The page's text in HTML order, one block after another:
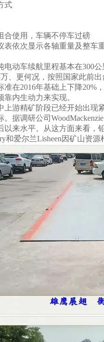
式
合使用，车辆不停车过磅
表依次显示各轴重量及整车
电动车续航里程基本在300
、更何况，按照国家此前
在2016年基础上下降20%
内生动力来实现。
上游精矿阶段已经开始出现
。据调研公司
以来水平。从这方面来看，
和爱尔兰Lisheen因矿山资